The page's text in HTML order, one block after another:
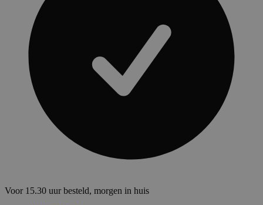
Voor 15.30 uur besteld, morgen in huis